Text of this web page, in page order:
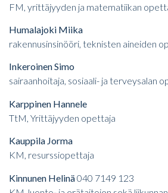
FM, yrittäjyyden ja matematiikan
Humalajoki Miika
rakennusinsinööri, teknisten aineiden
Inkeroinen Simo
sairaanhoitaja, sosiaali- ja terveysalan
Karppinen Hannele
TtM, Yrittäjyyden opettaja
Kauppila Jorma
KM, resurssiopettaja
Kinnunen Helinä040 7149 123